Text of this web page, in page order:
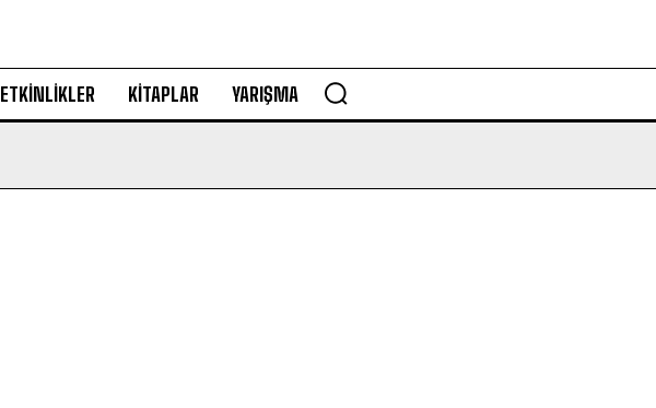
ETKINLIKLER KITAPLAR YARIŞMA